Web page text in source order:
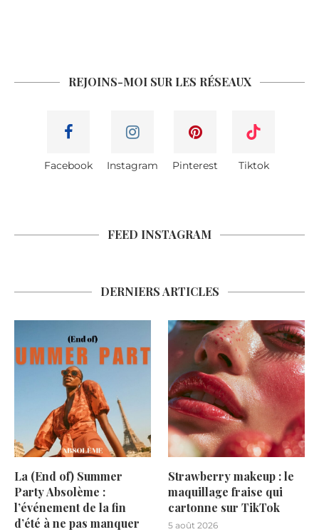
REJOINS-MOI SUR LES RÉSEAUX
Facebook Instagram Pinterest Tiktok
FEED INSTAGRAM
DERNIERS ARTICLES
La (End of) Summer
Party Absolème :
l’événement de la fin
d’été à ne pas manquer
Strawberry makeup : le
maquillage fraise qui
cartonne sur TikTok
5 août 2026